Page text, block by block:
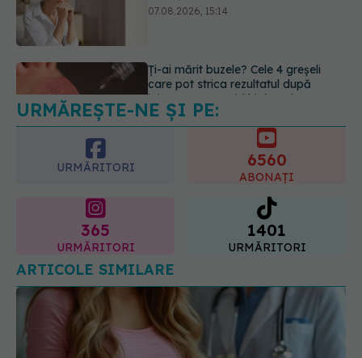
care pot strica rezultatul după
Testul din deget care ar putea
indica riscul pentru 8 boli majore
07.08.2026, 18:34
URMĂREȘTE-NE ȘI PE:
6560
ABONAȚI
365
URMĂRITORI
1401
URMĂRITORI
ARTICOLE SIMILARE